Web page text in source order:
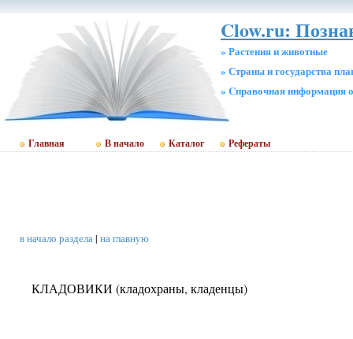
Clow.ru:
» Растения и животные
» Страны и государства
» Cправочная информация
Главная В начало Каталог Рефераты
в начало раздела| на главную
КЛАДОВИКИ (кладохраны, кладенцы)